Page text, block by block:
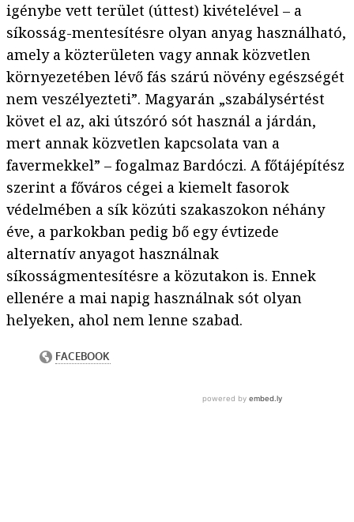
igénybe vett terület (úttest) kivételével – a
síkosság-mentesítésre olyan anyag használható,
amely a közterületen vagy annak közvetlen
környezetében lévő fás szárú növény egészségét
nem veszélyezteti”. Magyarán „szabálysértést
követ el az, aki útszóró sót használ a járdán,
mert annak közvetlen kapcsolata van a
favermekkel” – fogalmaz Bardóczi. A főtájépítész
szerint a főváros cégei a kiemelt fasorok
védelmében a sík közúti szakaszokon néhány
éve, a parkokban pedig bő egy évtizede
alternatív anyagot használnak
síkosságmentesítésre a közutakon is. Ennek
ellenére a mai napig használnak sót olyan
helyeken, ahol nem lenne szabad.